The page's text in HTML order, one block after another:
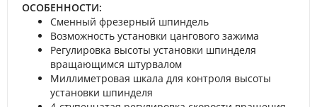
ОСОБЕННОСТИ:
Сменный фрезерный шпиндель
Возможность установки цангового зажима
Регулировка высоты установки шпинделя
вращающимся штурвалом
Миллиметровая шкала для контроля высоты
установки шпинделя